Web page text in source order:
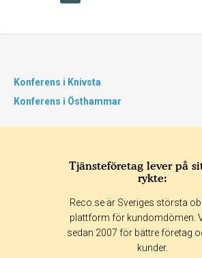
Konferens i Knivsta
Konferens i Östhammar
Tjänsteföretag lever på
rykte:
Reco.se är Sveriges största
plattform för kundomdömen.
sedan 2007 för bättre företag
kunder.